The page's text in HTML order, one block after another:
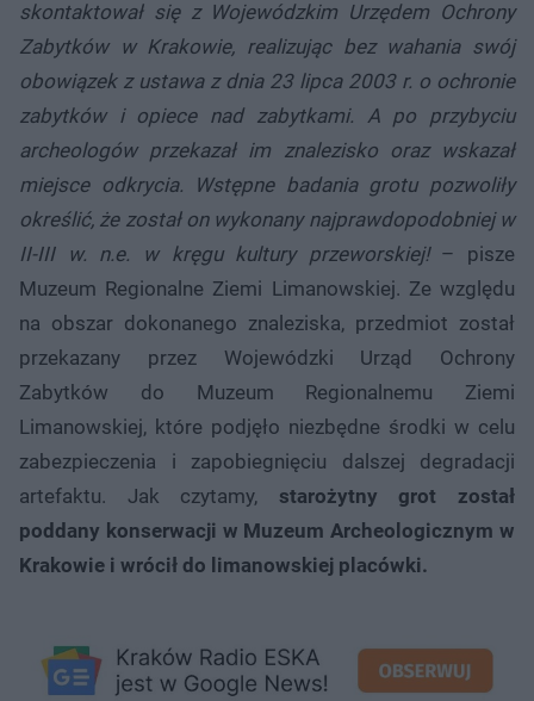
skontaktował się z Wojewódzkim Urzędem Ochrony
Zabytków w Krakowie, realizując bez wahania swój
obowiązek z ustawa z dnia 23 lipca 2003 r. o ochronie
zabytków i opiece nad zabytkami. A po przybyciu
archeologów przekazał im znalezisko oraz wskazał
miejsce odkrycia. Wstępne badania grotu pozwoliły
określić, że został on wykonany najprawdopodobniej w
II-III w. n.e. w kręgu kultury przeworskiej!– pisze
Muzeum Regionalne Ziemi Limanowskiej. Ze względu
na obszar dokonanego znaleziska, przedmiot został
przekazany przez Wojewódzki Urząd Ochrony
Zabytków do Muzeum Regionalnemu Ziemi
Limanowskiej, które podjęło niezbędne środki w celu
zabezpieczenia i zapobiegnięciu dalszej degradacji
artefaktu. Jak czytamy, starożytny grot został
poddany konserwacji w Muzeum Archeologicznym w
Krakowie i wrócił do limanowskiej placówki.